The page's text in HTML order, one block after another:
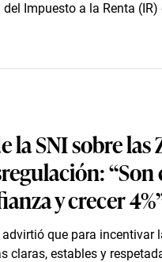
Impuesto a la Renta (IR)
la SNI sobre las
“Son
y crecer
que para incentivar
claras, estables y